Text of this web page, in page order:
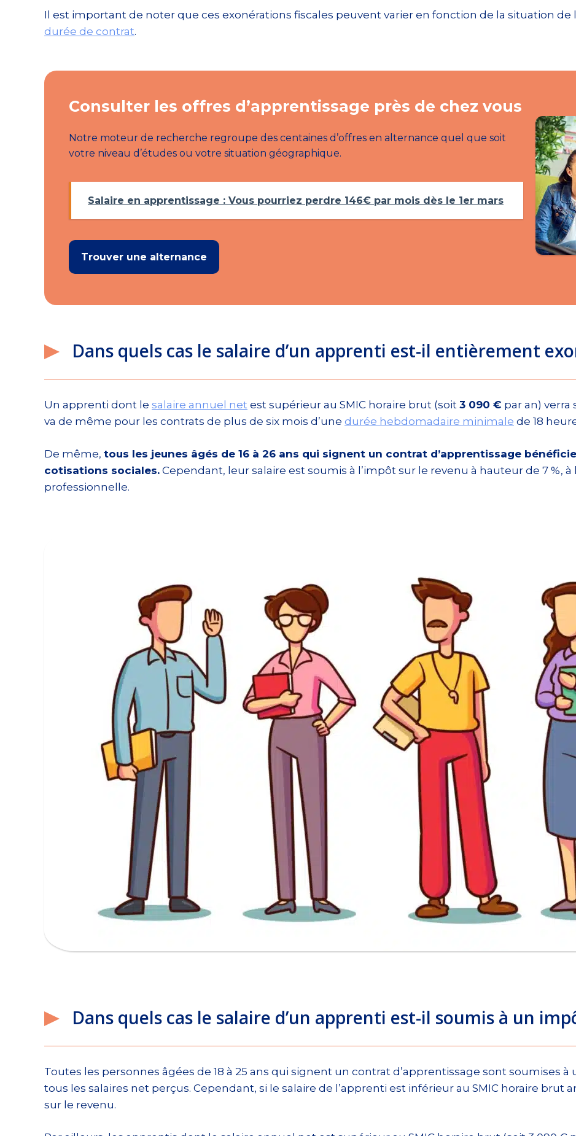
Il est important de noter que ces exonérations fiscales peuvent varier en fonction de la situation de
durée de contrat.
Consulter les offres d’apprentissage près de chez vous
Notre moteur de recherche regroupe des centaines d’offres en alternance quel que soit
votre niveau d’études ou votre situation géographique.
Salaire en apprentissage : Vous pourriez perdre 146€ par mois dès le 1er mars
Trouver une alternance
Dans quels cas le salaire d’un apprenti est-il entièrement
Un apprenti dont le salaire annuel net est supérieur au SMIC horaire brut (soit 3 090 € par an) verra
va de même pour les contrats de plus de six mois d’une durée hebdomadaire minimale de 18
De même, tous les jeunes âgés de 16 à 26 ans qui signent un contrat d’apprentissage
cotisations sociales. Cependant, leur salaire est soumis à l’impôt sur le revenu à hauteur de 7 %,
professionnelle.
Dans quels cas le salaire d’un apprenti est-il soumis à un
Toutes les personnes âgées de 18 à 25 ans qui signent un contrat d’apprentissage sont soumises
tous les salaires net perçus. Cependant, si le salaire de l’apprenti est inférieur au SMIC horaire brut
sur le revenu.